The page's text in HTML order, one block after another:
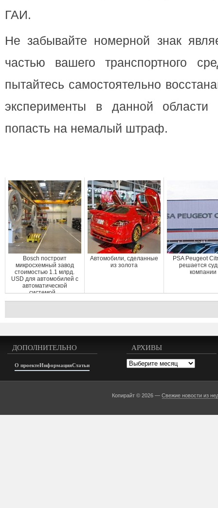
ГАИ.
Не забывайте номерной знак
частью вашего транспортного
пытайтесь самостоятельно
эксперименты в данной области
попасть на немалый штраф.
Bosch построит
микросхемный завод
стоимостью 1.1 млрд.
USD для автомобилей с
автоматической
системой...
Автомобили, сделанные
из золота
PSA Peugeot
решается
компании
ДОПОЛНИТЕЛЬНО
О проектеИнформацияСтатьи
АРХИВЫ
Архивы
Копирайт © 2026 —Свежие новости из